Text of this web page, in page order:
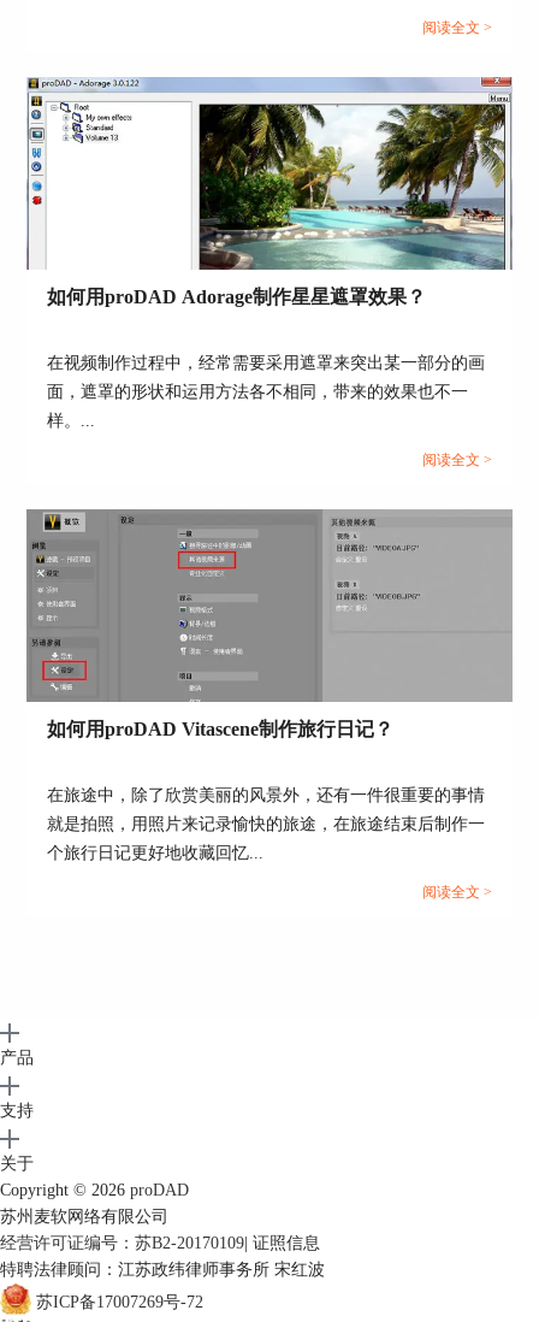
3、导出视频
完成视频的优化后，最后一步就是导出视频了。在
界面左上角有“开始导出”按钮，点击后就可以进行
渲染和导出了，操作非常简单。这款插件不仅可以
帮助我们稳定视频，还可以去除鱼眼镜头，有兴趣
的小伙伴们可以进行尝试。
图7：Mercalli导出视频
自从用了这款Mercalli软件之后，我每次用手机拍
摄的视频都会通过这个软件来进行优化和处理，然
后再进行其他的操作，非常方便、好用。大家如果
也喜欢随手拍摄视频，或者有视频优化需求的也可
作者：筱曼
阅读全文 >
如何用proDAD Adorage制作星星遮罩效果？
在视频制作过程中，经常需要采用遮罩来突出某一部分的画
面，遮罩的形状和运用方法各不相同，带来的效果也不一
样。...
阅读全文 >
如何用proDAD Vitascene制作旅行日记？
在旅途中，除了欣赏美丽的风景外，还有一件很重要的事情
就是拍照，用照片来记录愉快的旅途，在旅途结束后制作一
个旅行日记更好地收藏回忆...
阅读全文 >
产品
支持
关于
Copyright © 2026 proDAD
苏州麦软网络有限公司
经营许可证编号：苏B2-20170109 证照信息
特聘法律顾问：江苏政纬律师事务所 宋红波
苏ICP备17007269号-72